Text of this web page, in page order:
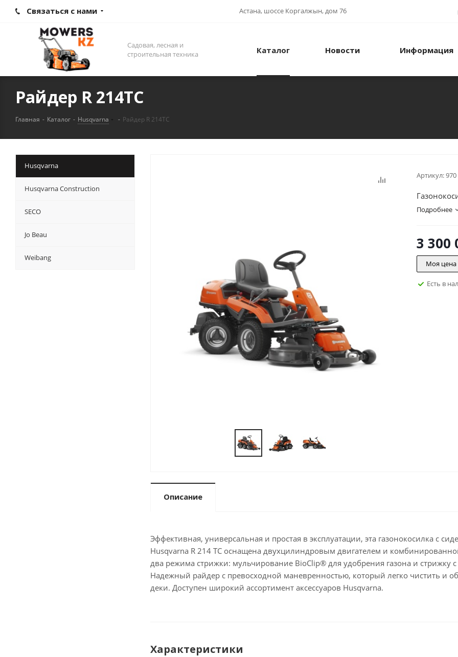
Связаться с нами Астана, шоссе Коргалжын, дом 76
Садовая, лесная и
строительная техника
Каталог Новости Информация
Райдер R 214TC
Главная - Каталог - Husqvarna - Райдер R 214TC
Артикул:970
Подробнее
3 300
Моя цена
Есть в
Описание
Эффективная, универсальная и простая в эксплуатации, эта газонокосилка с
Husqvarna R 214 TC оснащена двухцилиндровым двигателем и
два режима стрижки: мульчирование BioClip® для удобрения газона и стрижку
Надежный райдер с превосходной маневренностью, который легко чистить и
деки. Доступен широкий ассортимент аксессуаров Husqvarna.
Характеристики
Husqvarna
Husqvarna Construction
SECO
Jo Beau
Weibang